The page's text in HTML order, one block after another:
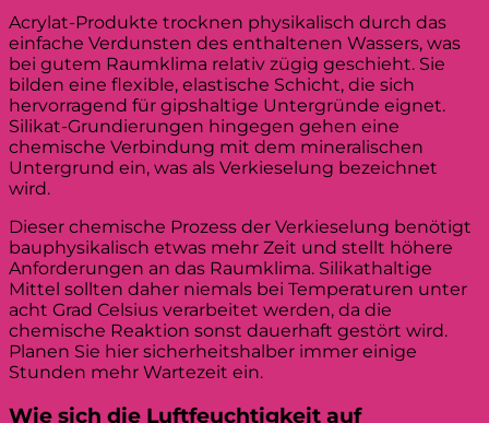
Acrylat-Produkte trocknen physikalisch durch das
einfache Verdunsten des enthaltenen Wassers, was
bei gutem Raumklima relativ zügig geschieht. Sie
bilden eine flexible, elastische Schicht, die sich
hervorragend für gipshaltige Untergründe eignet.
Silikat-Grundierungen hingegen gehen eine
chemische Verbindung mit dem mineralischen
Untergrund ein, was als Verkieselung bezeichnet
wird.
Dieser chemische Prozess der Verkieselung benötigt
bauphysikalisch etwas mehr Zeit und stellt höhere
Anforderungen an das Raumklima. Silikathaltige
Mittel sollten daher niemals bei Temperaturen unter
acht Grad Celsius verarbeitet werden, da die
chemische Reaktion sonst dauerhaft gestört wird.
Planen Sie hier sicherheitshalber immer einige
Stunden mehr Wartezeit ein.
Wie sich die Luftfeuchtigkeit auf